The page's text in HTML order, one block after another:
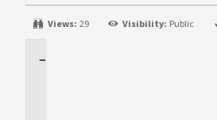
Views: 29 Visibility: Public